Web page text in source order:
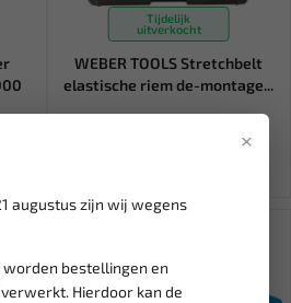
×
augustus zijn wij wegens
bestellingen en
Hierdoor kan de
Tijdelijk
uitverkocht
WEBER TOOLS Stretchbelt
elastische riem de-montage...